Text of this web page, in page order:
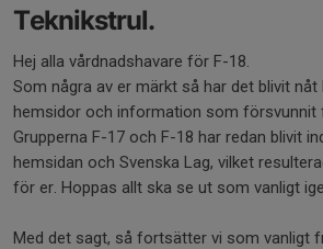
Teknikstrul.
Hej alla vårdnadshavare för F-18.
Som några av er märkt så har det blivit nåt
hemsidor och information som försvunnit
Grupperna F-17 och F-18 har redan blivit
hemsidan och Svenska Lag, vilket
för er. Hoppas allt ska se ut som vanligt
Med det sagt, så fortsätter vi som vanligt